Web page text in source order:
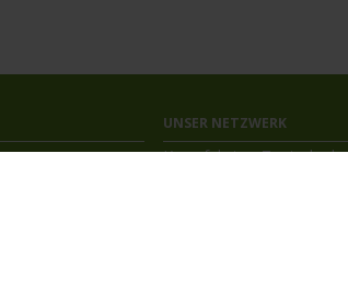
UNSER NETZWERK
Kreuzfahrten-Zentrale.de